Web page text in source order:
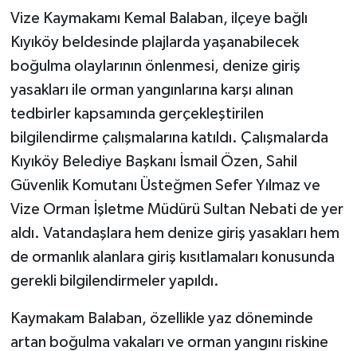
Vize Kaymakamı Kemal Balaban, ilçeye bağlı
Kıyıköy beldesinde plajlarda yaşanabilecek
boğulma olaylarının önlenmesi, denize giriş
yasakları ile orman yangınlarına karşı alınan
tedbirler kapsamında gerçekleştirilen
bilgilendirme çalışmalarına katıldı. Çalışmalarda
Kıyıköy Belediye Başkanı İsmail Özen, Sahil
Güvenlik Komutanı Üsteğmen Sefer Yılmaz ve
Vize Orman İşletme Müdürü Sultan Nebati de yer
aldı. Vatandaşlara hem denize giriş yasakları hem
de ormanlık alanlara giriş kısıtlamaları konusunda
gerekli bilgilendirmeler yapıldı.
Kaymakam Balaban, özellikle yaz döneminde
artan boğulma vakaları ve orman yangını riskine